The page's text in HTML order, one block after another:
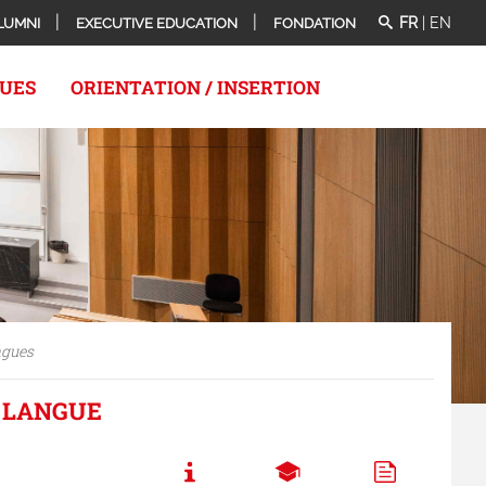
EXECUTIVE EDUCATION FONDATION FR EN
ORIENTATION / INSERTION
Call to actions